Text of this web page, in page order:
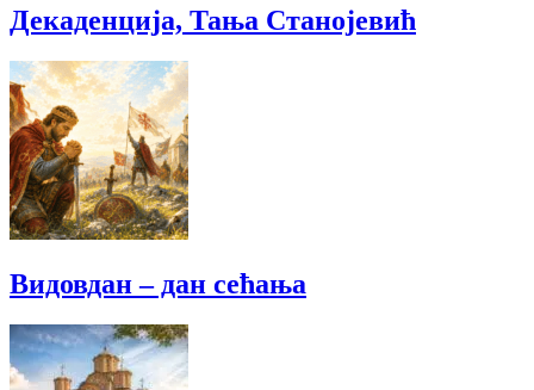
Декаденција, Тања Станојевић
Видовдан – дан сећања